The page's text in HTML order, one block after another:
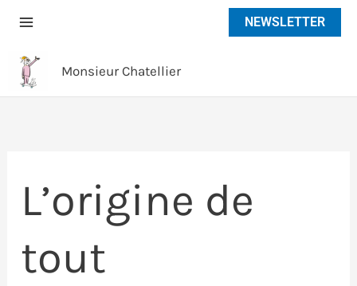
NEWSLETTER
Monsieur Chatellier
L’origine de
tout